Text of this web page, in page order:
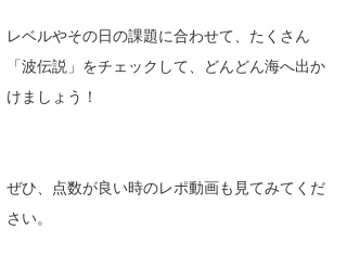
レベルやその日の課題に合わせて、たくさん
「波伝説」をチェックして、どんどん海へ出か
けましょう！
ぜひ、点数が良い時のレポ動画も見てみてくだ
さい。